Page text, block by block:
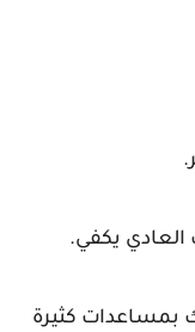
العادي يكفي.
بمساعدات كثيرة